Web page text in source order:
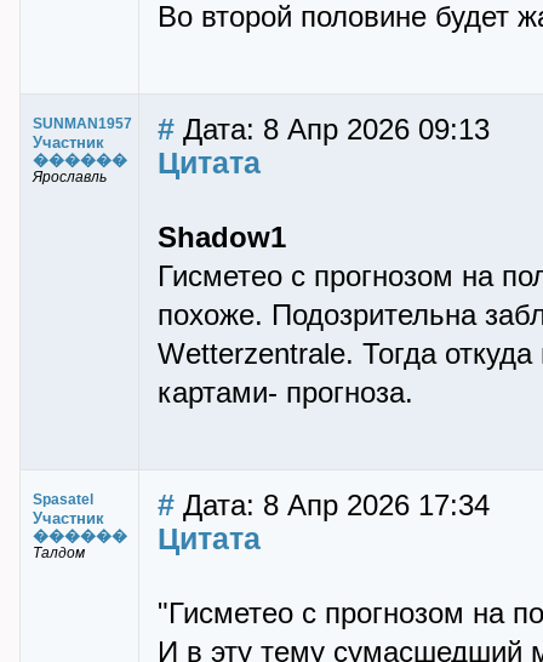
Во второй половине будет
SUNMAN1957
Участник
������
Ярославль
# Дата: 8 Апр 2026 09:13
Цитата
Shadow1
Гисметео с прогнозом на
похоже. Подозрительна
Wetterzentrale. Тогда
картами- прогноза.
Spasatel
Участник
������
Талдом
# Дата: 8 Апр 2026 17:34
Цитата
"Гисметео с прогнозом на
И в эту тему сумасшедший